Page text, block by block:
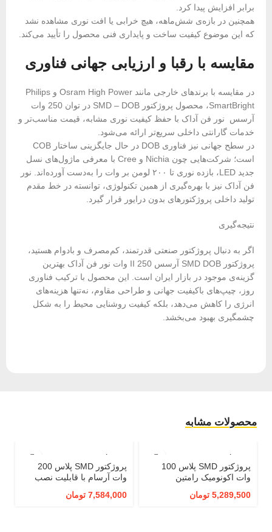
برابر افزایش پیدا کرد.
همچنین در بازه‌ی شش‌ماهه، هیچ خرابی یا افت نوری مشاهده نشد
که این موضوع کیفیت ساخت و پایداری فنی محصول را تأیید می‌کند.
مقایسه با رقبا و ارزیابی جهانی فناوری
در مقایسه با برندهای خارجی مانند Osram High Power و Philips
SmartBright، محصول پروژکتور SMD – DOB در توان 250 وات
آرسس نور فن آداک با حفظ کیفیت نوری مشابه، قیمت مناسب‌تر و
خدمات گارانتی داخلی سریع‌تر ارائه می‌شود.
در سطح جهانی نیز فناوری DOB در حال جایگزینی ساختار COB
است؛ شرکت‌هایی چون Nichia و Cree با معرفی ماژول‌های نسل
جدید LED، بازده نوری تا ۲۰۰ لومن بر وات را به‌دست آورده‌اند. نور
فن آداک نیز با بهره‌گیری از همین تکنولوژی، توانسته در خط مقدم
تولید داخلی پروژکتورهای بدون درایور قرار گیرد.
نتیجه‌گیری
اگر به دنبال پروژکتور صنعتی قدرتمند، کم‌مصرف و بادوام هستید،
پروژکتور SMD DOB آرسس II 250 وات نور فن آداک بهترین
گزینه‌ی موجود در بازار ایران است. این محصول با ترکیب فناوری
روز، چیپ‌های باکیفیت جهانی و طراحی مقاوم، نه‌تنها هزینه‌های
انرژی را کاهش می‌دهد، بلکه کیفیت روشنایی محیط را به شکل
چشمگیری بهبود می‌بخشد.
محصولات مشابه
پروژکتور SMD پلاس 100
وات اکونومیک رامتین
5,289,500 تومان
پروژکتور SMD پلاس 200
وات آرسام با قابلیت نصب
7,584,000 تومان